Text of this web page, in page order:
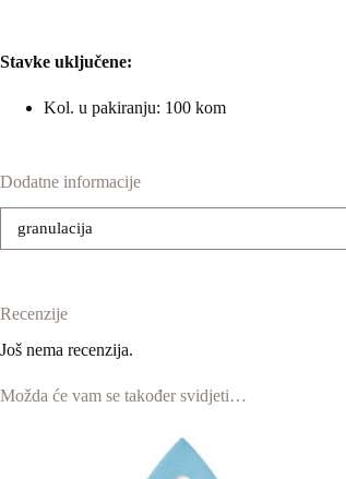
Stavke uključene:
Kol. u pakiranju: 100 kom
Dodatne informacije
granulacija
Recenzije
Još nema recenzija.
Možda će vam se također svidjeti…